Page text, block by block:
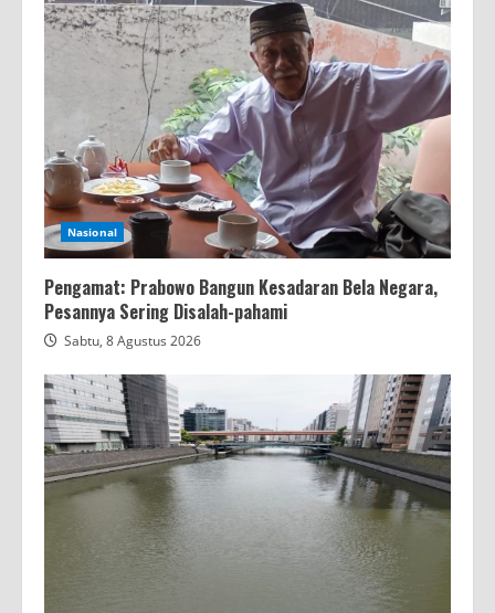
Nasional
Pengamat: Prabowo Bangun Kesadaran Bela Negara,
Pesannya Sering Disalah-pahami
Sabtu, 8 Agustus 2026